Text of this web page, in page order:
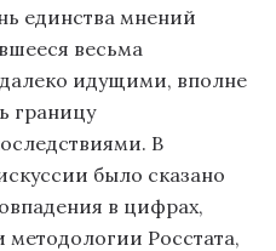
единства мнений
весьма
идущими, вполне
границу
В
было сказано
в цифрах,
Росстата,